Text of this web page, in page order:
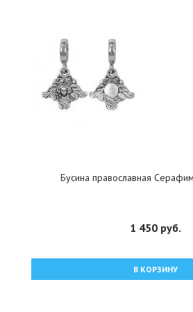
Бусина православная
1 450 руб.
В КОРЗИНУ